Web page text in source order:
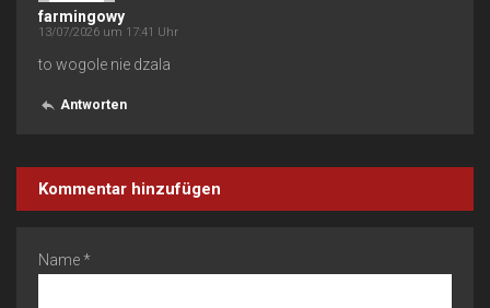
farmingowy
13/07/2026 um 17:41 Uhr
to wogole nie dzala
Antworten
Kommentar hinzufügen
Name *